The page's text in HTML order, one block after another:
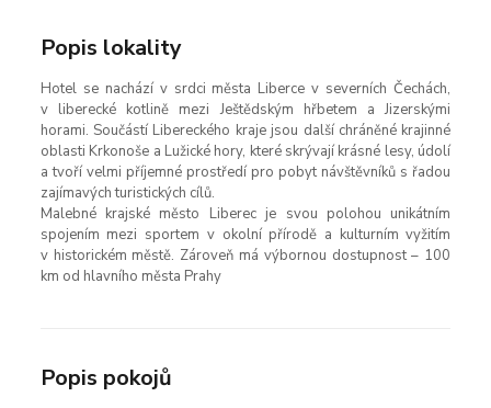
Popis lokality
Hotel se nachází v srdci města Liberce v severních Čechách,
v liberecké kotlině mezi Ještědským hřbetem a Jizerskými
horami. Součástí Libereckého kraje jsou další chráněné krajinné
oblasti Krkonoše a Lužické hory, které skrývají krásné lesy, údolí
a tvoří velmi příjemné prostředí pro pobyt návštěvníků s řadou
zajímavých turistických cílů.
Malebné krajské město Liberec je svou polohou unikátním
spojením mezi sportem v okolní přírodě a kulturním vyžitím
v historickém městě. Zároveň má výbornou dostupnost – 100
km od hlavního města Prahy
Popis pokojů